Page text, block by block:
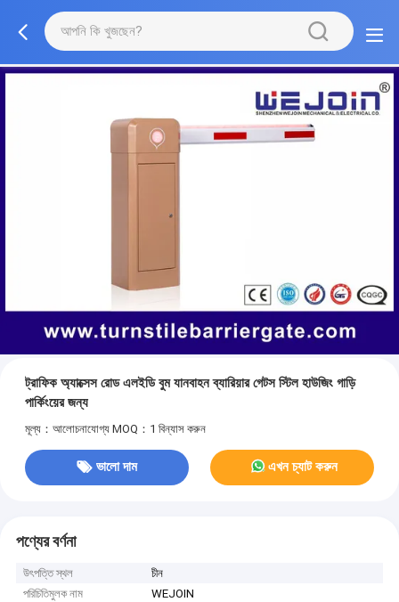
ট্রাফিক অ্যাক্সেস রোড এলইডি বুম যানবাহন ব্যারিয়ার গেটস স্টিল হাউজিং গাড়ি
পার্কিংয়ের জন্য
মূল্য：আলোচনাযোগ্য MOQ：1 বিন্যাস করুন
ভালো দাম এখন চ্যাট করুন
পণ্যের বর্ণনা
উৎপত্তি স্থল
চীন
পরিচিতিমুলক নাম
WEJOIN